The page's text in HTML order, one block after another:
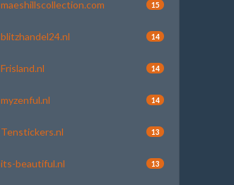
maeshillscollection.com 15
blitzhandel24.nl 14
Frisland.nl 14
myzenful.nl 14
Tenstickers.nl 13
its-beautiful.nl 13